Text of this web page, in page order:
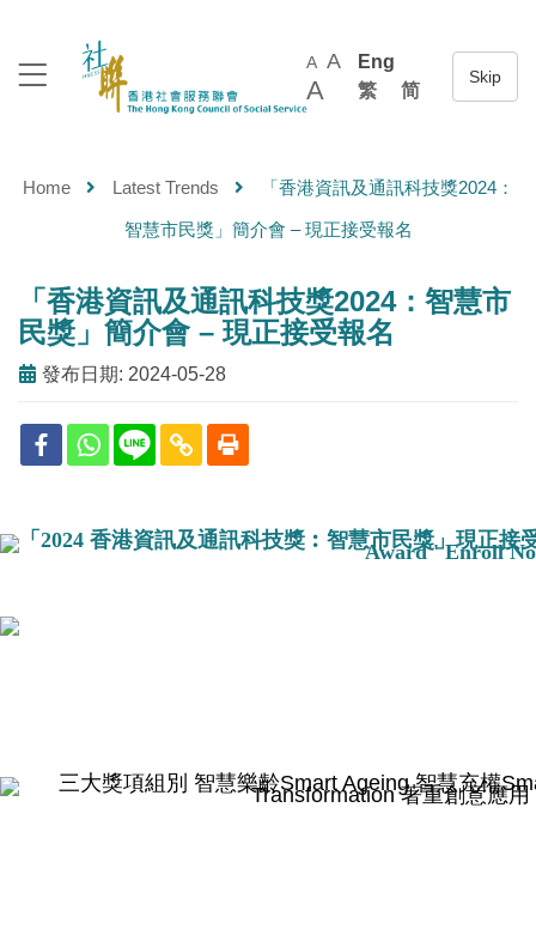
A A
A
Eng
繁
简
Home Latest Trends 「香港資訊及通訊科技獎2024：
智慧市民獎」簡介會 – 現正接受報名
「香港資訊及通訊科技獎2024：智慧市
民獎」簡介會 – 現正接受報名
發布日期: 2024-05-28